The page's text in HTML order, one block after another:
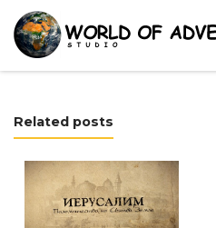
Related posts